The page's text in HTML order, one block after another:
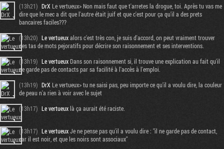
(13h21) DrX Le vertueux> Non mais faut que t'arretes la drogue, toi. Après tu vas me
dire que le mec a dit que l'autre était juif et que c'est pour ça qu'il a des prets
bancaires faciles???
(13h20) Le vertueuxalors c'est très con, je suis d'accord, on peut vraiment trouver
des tas de mots pejoratifs pour décrire son raisonnement et ses interventions.
(13h19) Le vertueuxDans son raisonnement si, il trouve une explication au fait qu'il
ne garde pas de contacts par sa facilité à l'accès à l'emploi.
(13h19) DrX Le vertueux> tu ne saisi pas, peu importe ce qu'il a voulu dire, la couleur
de peau n'a rien à voir avec le sujet
(13h17) Le vertueuxlà ça aurait été raciste.
(13h17) Le vertueuxJe ne pense pas qu'il a voulu dire : "il ne garde pas de contact,
car il est noir, et que les noirs sont associaux"